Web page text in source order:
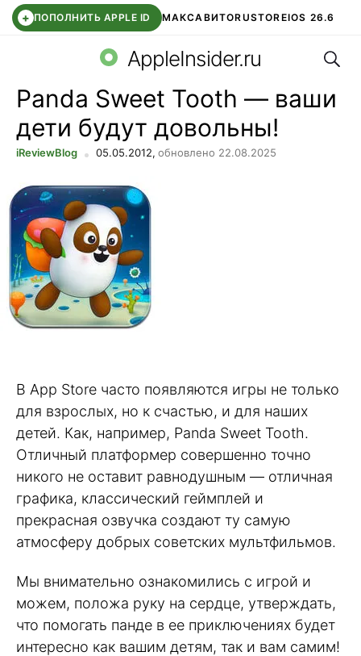
+ ПОПОЛНИТЬ APPLE ID МАКСАВИТОRUSTOREIOS 26.6
СБЕР КИДС ВТБ ОНЛАЙН ЧАТ В ROBLOX
AppleInsider.ru
Panda Sweet Tooth — ваши
дети будут довольны!
iReviewBlog 05.05.2012, обновлено 22.08.2025
В App Store часто появляются игры не только
для взрослых, но к счастью, и для наших
детей. Как, например, Panda Sweet Tooth.
Отличный платформер совершенно точно
никого не оставит равнодушным — отличная
графика, классический геймплей и
прекрасная озвучка создают ту самую
атмосферу добрых советских мультфильмов.
Мы внимательно ознакомились с игрой и
можем, положа руку на сердце, утверждать,
что помогать панде в ее приключениях будет
интересно как вашим детям, так и вам самим!